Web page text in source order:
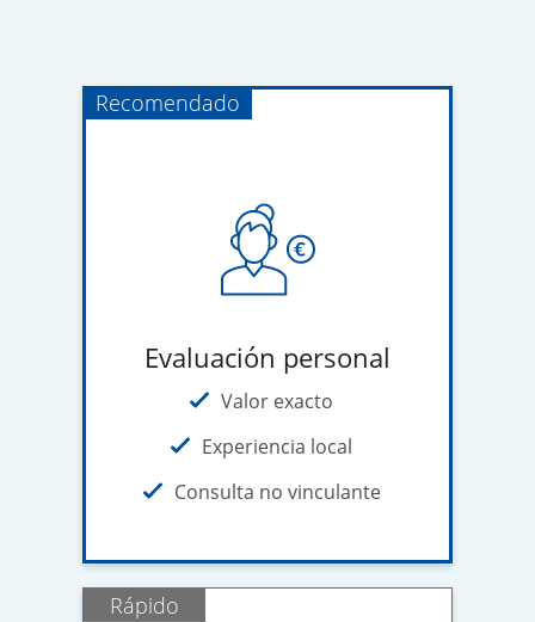
Recomendado
Evaluación personal
Valor exacto
Experiencia local
Consulta no vinculante
Rápido